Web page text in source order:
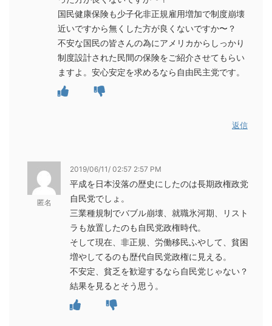
国民健康保険も少子化非正規雇用増加で制度崩壊
近いですから無くした方が良くないですか〜？
不安な国民の皆さんの為にアメリカからしっかり
制度設計された民間の保険をご紹介させてもらい
ますよ。安心安定を求めるなら自由民主党です。
返信
匿名
2019/06/11/ 02:57 2:57 PM
平成を日本没落の歴史にしたのは長期政権政党
自民党でしょ。
三業種規制でバブル崩壊、就職氷河期、リスト
ラも放置したのも自民党政権時代。
そして現在、非正規、労働移民ふやして、貧困
増やしてるのも歴代自民党政権に見える。
不安定、貧乏を歓迎するなら自民党じゃない？
結果を見るとそう思う。